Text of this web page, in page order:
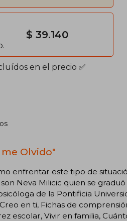
$ 39.140
en el precio ✅
Olvido"
enfrentar este tipo de
Neva Milicic quien se
de la Pontificia
en ti, Fichas de
escolar, Vivir en familia,